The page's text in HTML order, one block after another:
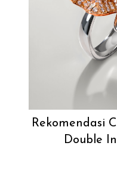
Rekomendasi
Double